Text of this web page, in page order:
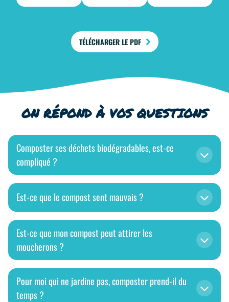
TÉLÉCHARGER LE PDF
ON RÉPOND À VOS QUESTIONS
Composter ses déchets biodégradables, est-ce
compliqué ?
Est-ce que le compost sent mauvais ?
Est-ce que mon compost peut attirer les
moucherons ?
Pour moi qui ne jardine pas, composter prend-il du
temps ?